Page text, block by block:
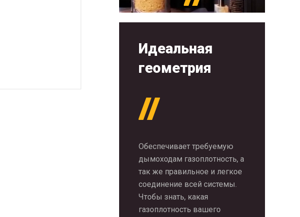
Идеальная
геометрия
Обеспечивает требуемую
дымоходам газоплотность, а
так же правильное и легкое
соединение всей системы.
Чтобы знать, какая
газоплотность вашего